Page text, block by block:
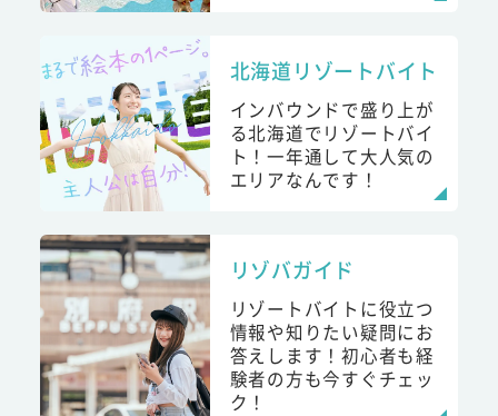
北海道リゾートバイト
インバウンドで盛り上が
る北海道でリゾートバイ
ト！一年通して大人気の
エリアなんです！
リゾバガイド
リゾートバイトに役立つ
情報や知りたい疑問にお
答えします！初心者も経
験者の方も今すぐチェッ
ク！